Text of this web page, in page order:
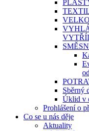
Sběrný
Úklid v
Prohlášení o
Co se u nás děje
Aktuality